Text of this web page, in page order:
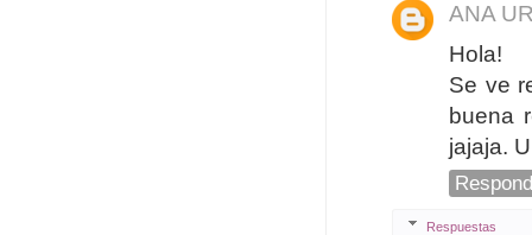
ANA
Hola!
Se ve
buena
jajaja.
Respuestas